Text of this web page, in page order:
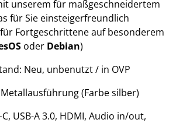
unserem für maßgeschneidertem
für Sie einsteigerfreundlich
Fortgeschrittene auf besonderem
oder Debian)
Neu, unbenutzt / in OVP
(Farbe silber)
USB-A 3.0, HDMI, Audio in/out,